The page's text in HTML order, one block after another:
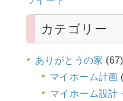
カテゴリー
ありがとうの家 (67)
マイホーム計画
マイホーム設計